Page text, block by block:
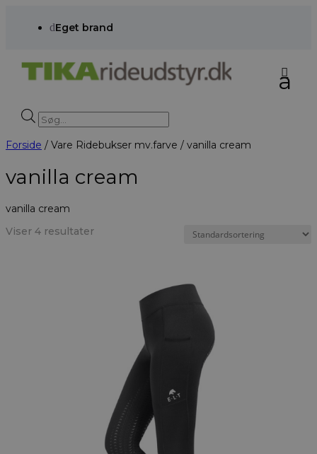
dEget brand
Products
search
Forside / Vare Ridebukser mv.farve / vanilla cream
vanilla cream
vanilla cream
Viser 4 resultater